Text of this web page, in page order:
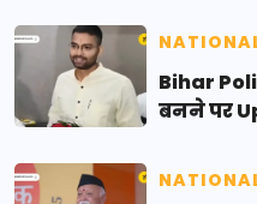
Bihar
बनने पर